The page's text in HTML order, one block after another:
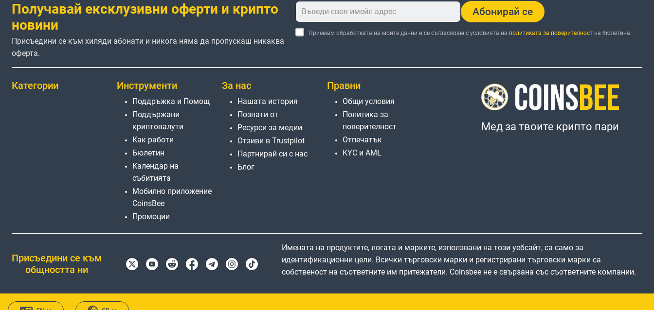
Получавай ексклузивни оферти и крипто
новини
Присъедини се към хиляди абонати и никога няма да пропускаш никаква
оферта.
Абонирай се
Приемам обработката на моите данни и се съгласявам с условията на политиката за поверителностна бюлетина.
Категории Инструменти
Поддръжка и Помощ
Поддържани
криптовалути
Как работи
Бюлетин
Календар на
събитията
Мобилно приложение
CoinsBee
Промоции
За нас
Нашата история
Познати от
Ресурси за медии
Отзиви в Trustpilot
Партнирай си с нас
Блог
Правни
Общи условия
Политика за
поверителност
Отпечатък
KYC и AML
Мед за твоите крипто пари
Присъедини се към
общността ни
Имената на продуктите, логата и марките, използвани на този уебсайт, са само за
идентификационни цели. Всички търговски марки и регистрирани търговски марки са
собственост на съответните им притежатели. Coinsbee не е свързана със съответните компании.